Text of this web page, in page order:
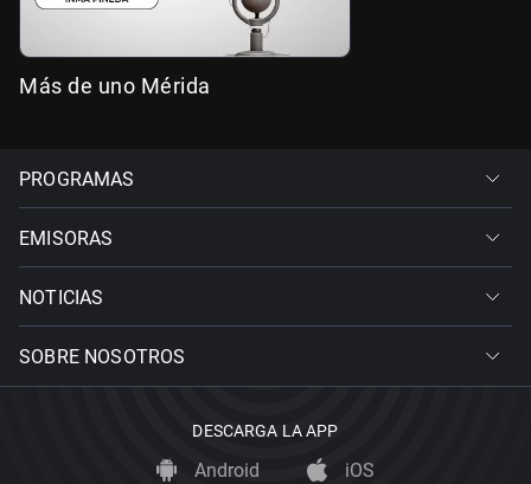
Más de uno Mérida
PROGRAMAS
EMISORAS
NOTICIAS
SOBRE NOSOTROS
DESCARGA LA APP
Android iOS